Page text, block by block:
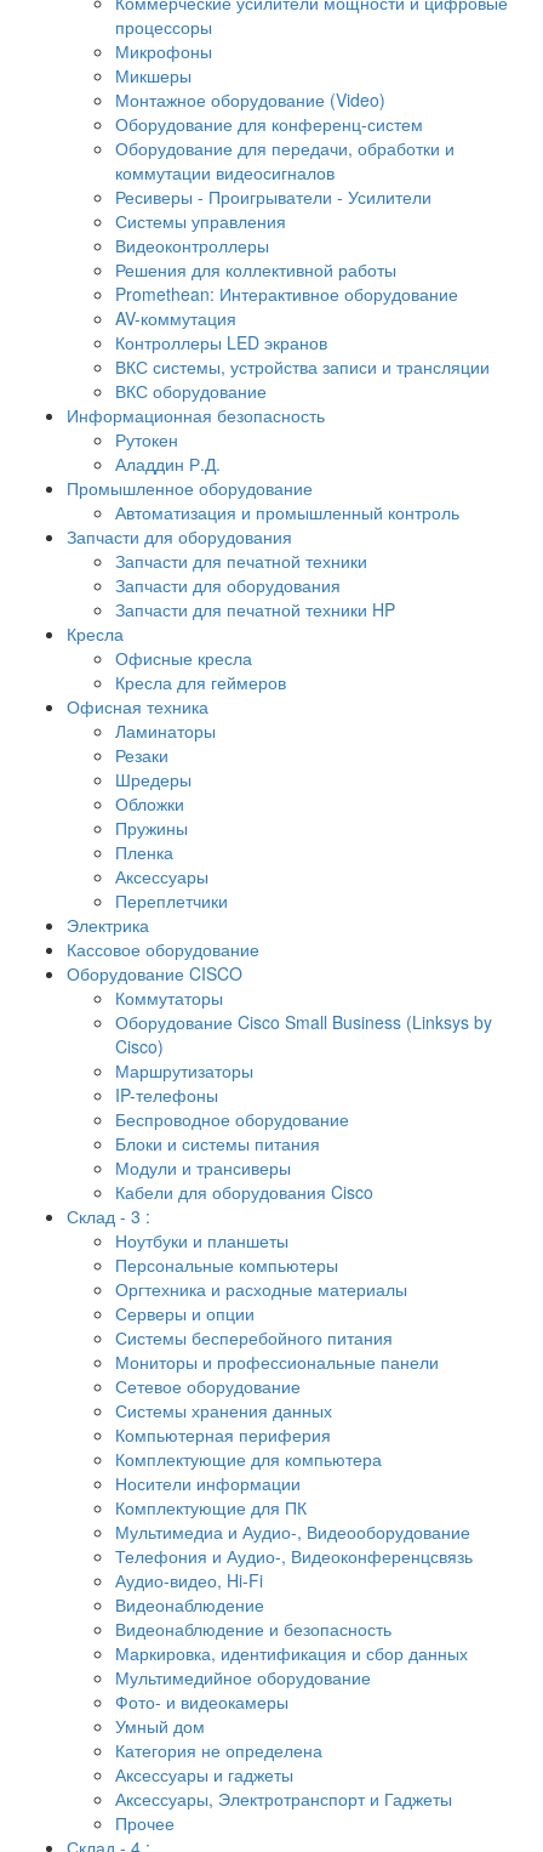
процессоры
Микрофоны
Микшеры
Монтажное оборудование (Video)
Оборудование для конференц-систем
Оборудование для передачи, обработки и
коммутации видеосигналов
Ресиверы - Проигрыватели - Усилители
Системы управления
Видеоконтроллеры
Решения для коллективной работы
Promethean: Интерактивное оборудование
AV-коммутация
Контроллеры LED экранов
ВКС системы, устройства записи и трансляции
ВКС оборудование
Информационная безопасность
Рутокен
Аладдин Р.Д.
Промышленное оборудование
Автоматизация и промышленный контроль
Запчасти для оборудования
Запчасти для печатной техники
Запчасти для оборудования
Запчасти для печатной техники HP
Кресла
Офисные кресла
Кресла для геймеров
Офисная техника
Ламинаторы
Резаки
Шредеры
Обложки
Пружины
Пленка
Аксессуары
Переплетчики
Электрика
Кассовое оборудование
Оборудование CISCO
Коммутаторы
Оборудование Cisco Small Business (Linksys by
Cisco)
Маршрутизаторы
IP-телефоны
Беспроводное оборудование
Блоки и системы питания
Модули и трансиверы
Кабели для оборудования Cisco
Склад - 3 :
Ноутбуки и планшеты
Персональные компьютеры
Оргтехника и расходные материалы
Серверы и опции
Системы бесперебойного питания
Мониторы и профессиональные панели
Сетевое оборудование
Системы хранения данных
Компьютерная периферия
Комплектующие для компьютера
Носители информации
Комплектующие для ПК
Мультимедиа и Аудио-, Видеооборудование
Телефония и Аудио-, Видеоконференцсвязь
Аудио-видео, Hi-Fi
Видеонаблюдение
Видеонаблюдение и безопасность
Маркировка, идентификация и сбор данных
Мультимедийное оборудование
Фото- и видеокамеры
Умный дом
Категория не определена
Аксессуары и гаджеты
Аксессуары, Электротранспорт и Гаджеты
Прочее
Склад - 4 :